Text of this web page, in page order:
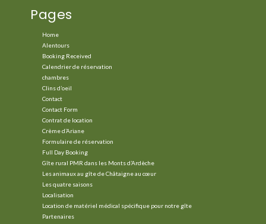
Pages
Home
Alentours
Booking Received
Calendrier de réservation
chambres
Clins d’oeil
Contact
Contact Form
Contrat de location
Crème d’Ariane
Formulaire de réservation
Full Day Booking
Gîte rural PMR dans les Monts d’Ardèche
Les animaux au gîte de Châtaigne au cœur
Les quatre saisons
Localisation
Location de matériel médical spécifique pour notre gîte
Partenaires